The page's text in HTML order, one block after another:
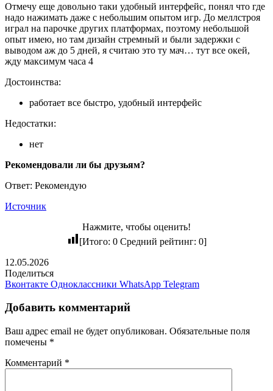
Отмечу еще довольно таки удобный интерфейс, понял что где
надо нажимать даже с небольшим опытом игр. До меллстроя
играл на парочке других платформах, поэтому небольшой
опыт имею, но там дизайн стремный и были задержки с
выводом аж до 5 дней, я считаю это ту мач… тут все окей,
жду максимум часа 4
Достоинства:
работает все быстро, удобный интерфейс
Недостатки:
нет
Рекомендовали ли бы друзьям?
Ответ: Рекомендую
Источник
Нажмите, чтобы оценить!
[Итого: 0Средний рейтинг: 0]
12.05.2026
Поделиться
Вконтакте Одноклассники WhatsApp Telegram
Добавить комментарий
Ваш адрес email не будет опубликован. Обязательные поля
помечены *
Комментарий *